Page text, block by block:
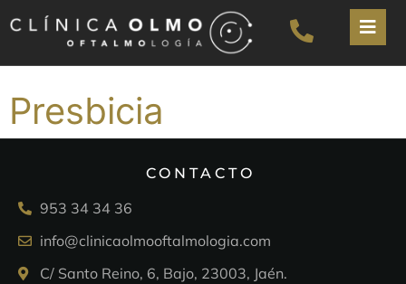
Presbicia
CONTACTO
953 34 34 36
info@clinicaolmooftalmologia.com
C/ Santo Reino, 6, Bajo, 23003, Jaén.